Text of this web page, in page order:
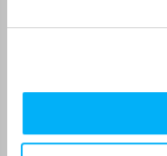
Viskas puiku
Raimondas T.